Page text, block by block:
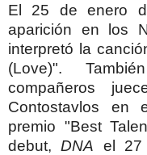
El 25 de enero
aparición en los
interpretó la
(Love)".
compañeros
Contostavlos en
premio "Best
debut,DNA el 27